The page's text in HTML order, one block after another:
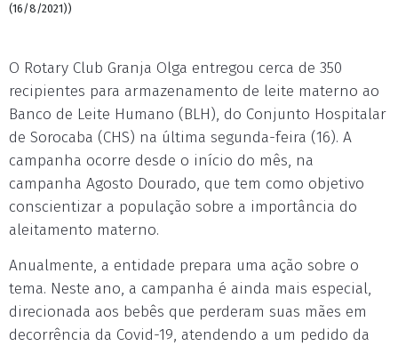
(16/8/2021))
O Rotary Club Granja Olga entregou cerca de 350
recipientes para armazenamento de leite materno ao
Banco de Leite Humano (BLH), do Conjunto Hospitalar
de Sorocaba (CHS) na última segunda-feira (16). A
campanha ocorre desde o início do mês, na
campanha Agosto Dourado, que tem como objetivo
conscientizar a população sobre a importância do
aleitamento materno.
Anualmente, a entidade prepara uma ação sobre o
tema. Neste ano, a campanha é ainda mais especial,
direcionada aos bebês que perderam suas mães em
decorrência da Covid-19, atendendo a um pedido da